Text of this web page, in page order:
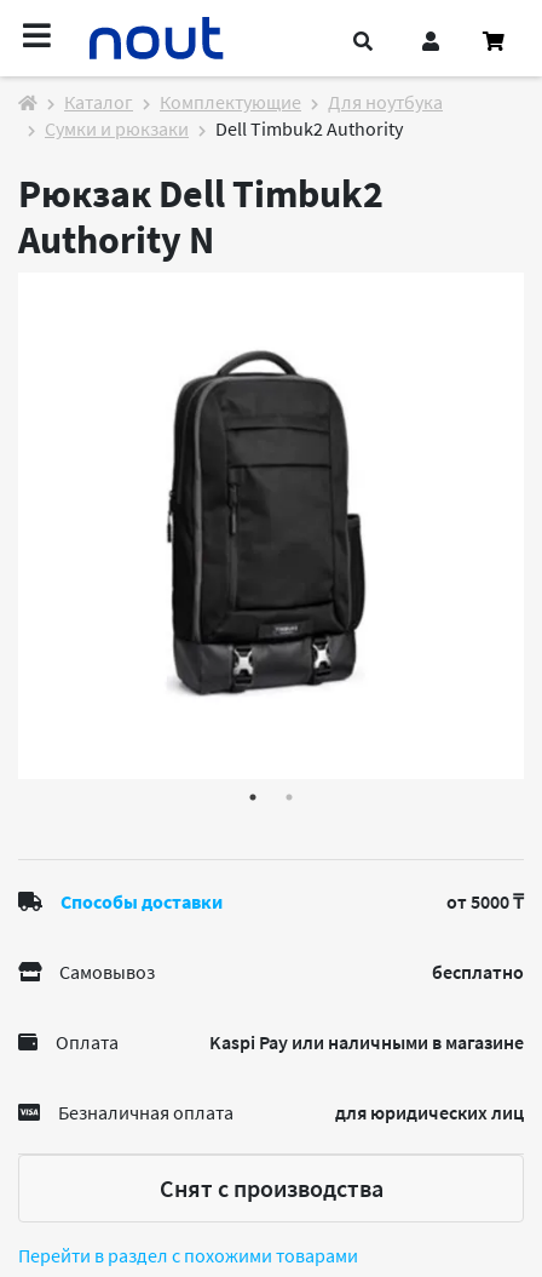
Каталог Комплектующие
Для ноутбука
Сумки и рюкзаки
Dell Timbuk2 Authority
Рюкзак Dell Timbuk2
Authority N
Способы доставки от 5000 ₸
Самовывоз бесплатно
Оплата Kaspi Pay или наличными в магазине
Безналичная оплата для юридических лиц
Снят с производства
Перейти в раздел с похожими товарами